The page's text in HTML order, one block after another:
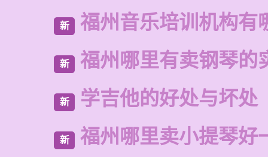
新 福州音乐培训机构有
新 福州哪里有卖钢琴的
新 学吉他的好处与坏处
新 福州哪里卖小提琴好